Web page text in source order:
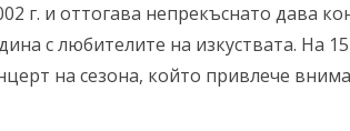
г. и оттогава непрекъснато дава
с любителите на изкуствата. На
на сезона, който привлече